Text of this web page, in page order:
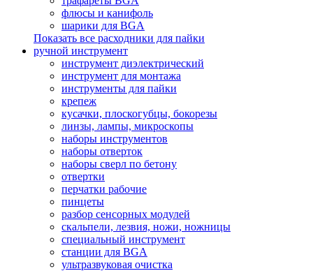
флюсы и канифоль
шарики для BGA
Показать все расходники для пайки
ручной инструмент
инструмент диэлектрический
инструмент для монтажа
инструменты для пайки
крепеж
кусачки, плоскогубцы, бокорезы
линзы, лампы, микроскопы
наборы инструментов
наборы отверток
наборы сверл по бетону
отвертки
перчатки рабочие
пинцеты
разбор сенсорных модулей
скальпели, лезвия, ножи, ножницы
специальный инструмент
станции для BGA
ультразвуковая очистка